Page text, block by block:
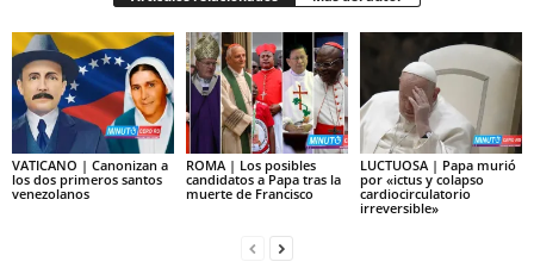
VATICANO | Canonizan a
los dos primeros santos
venezolanos
ROMA | Los posibles
candidatos a Papa tras la
muerte de Francisco
LUCTUOSA | Papa murió
por «ictus y colapso
cardiocirculatorio
irreversible»